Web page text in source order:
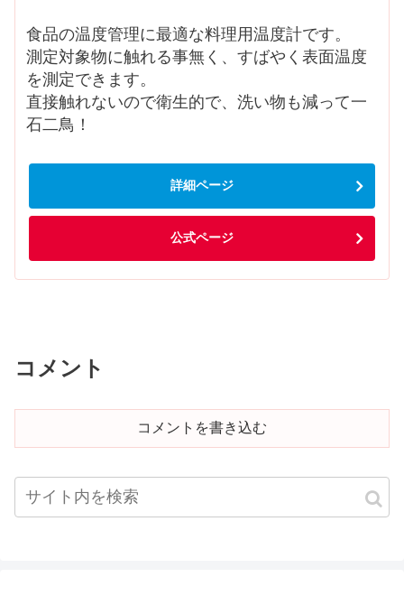
食品の温度管理に最適な料理用温度計です。
測定対象物に触れる事無く、すばやく表面温度
を測定できます。
直接触れないので衛生的で、洗い物も減って一
石二鳥！
詳細ページ
公式ページ
コメント
コメントを書き込む